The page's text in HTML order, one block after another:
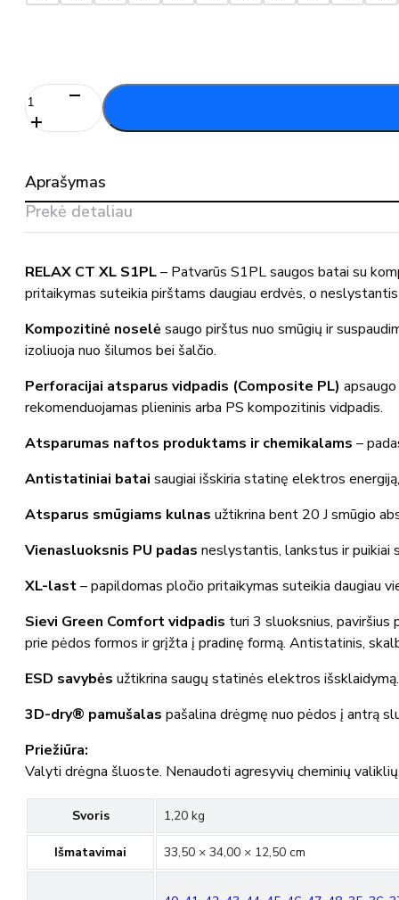
produkto
kiekis:
Darbo
CT
XL
Aprašymas
Prekė detaliau
RELAX CT XL S1PL– Patvarūs S1PL saugos batai su
pritaikymas suteikia pirštams daugiau erdvės, o
Kompozitinė noselė saugo pirštus nuo smūgių ir
izoliuoja nuo šilumos bei šalčio.
Perforacijai atsparus vidpadis (Composite PL)
rekomenduojamas plieninis arba PS kompozitinis vidpadis.
Atsparumas naftos produktams ir chemikalams –
Antistatiniai batai saugiai išskiria statinę elektros
Atsparus smūgiams kulnas užtikrina bent 20 J smūgio
Vienasluoksnis PU padas neslystantis, lankstus ir puikiai
XL-last– papildomas pločio pritaikymas suteikia daugiau
Sievi Green Comfort vidpadis turi 3 sluoksnius, paviršius
prie pėdos formos ir grįžta į pradinę formą. Antistatinis,
ESD savybės užtikrina saugų statinės elektros
3D-dry® pamušalas pašalina drėgmę nuo pėdos į antrą
Priežiūra:
Valyti drėgna šluoste. Nenaudoti agresyvių cheminių
Svoris 1,20 kg
Išmatavimai 33,50 × 34,00 × 12,50 cm